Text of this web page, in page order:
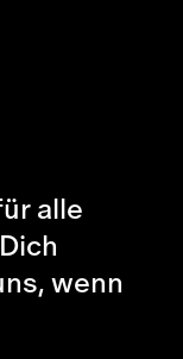
alle
wenn